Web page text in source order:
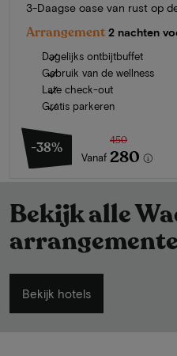
3-Daagse oase van rust op
Arrangement 2 nachten
Dagelijks ontbijtbuffet
Gebruik van de wellness
Late check-out
Gratis parkeren
-38%
Vanaf
450
280
Bekijk alle
Bekijk hotels